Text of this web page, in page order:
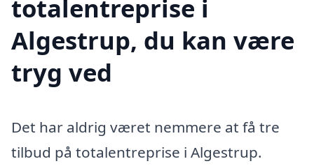
totalentreprise i
Algestrup, du kan være
tryg ved
Det har aldrig været nemmere at få tre
tilbud på totalentreprise i Algestrup.